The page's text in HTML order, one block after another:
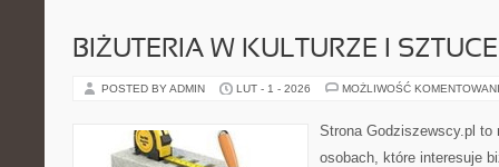
BIŻUTERIA W KULTURZE I SZTUCE
POSTED BY ADMIN LUT - 1 - 2026 MOŻLIWOŚĆ
Strona Godziszewscy.pl
osobach, które interesuje